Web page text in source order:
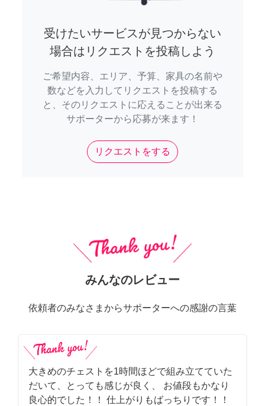
受けたいサービスが見つからない
場合はリクエストを投稿しよう
ご希望内容、エリア、予算、家具の名前や
数などを入力してリクエストを投稿する
と、そのリクエストに応えることが出来る
サポーターから応募が来ます！
リクエストをする
みんなのレビュー
依頼者のみなさまからサポーターへの感謝の言葉
大きめのチェストを1時間ほどで組み立てていた
だいて、とっても感じが良く、 お値段もかなり
良心的でした！！ 仕上がりもばっちりです！！